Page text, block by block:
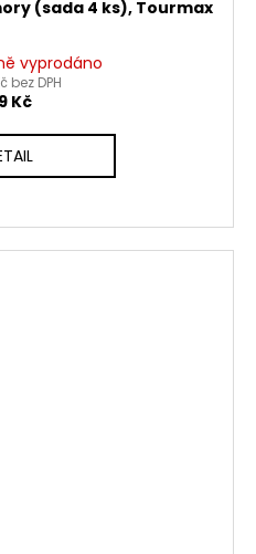
(sada 4 ks), Tourmax
vyprodáno
bez DPH
Kč